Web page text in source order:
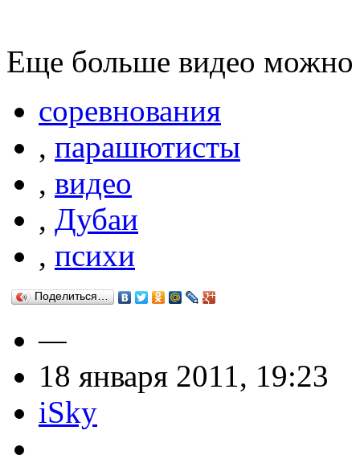
Еще больше видео
соревнования
, парашютисты
, видео
, Дубаи
, психи
Поделиться…
—
18 января 2011, 19:23
iSky